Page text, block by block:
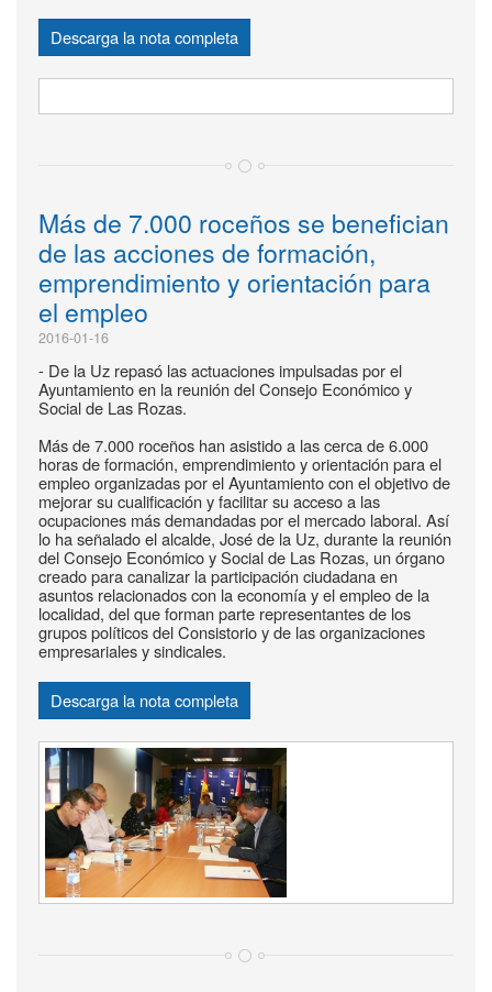
Descarga la nota completa
Más de 7.000 roceños se benefician
de las acciones de formación,
emprendimiento y orientación para
el empleo
2016-01-16
- De la Uz repasó las actuaciones impulsadas por el
Ayuntamiento en la reunión del Consejo Económico y
Social de Las Rozas.
Más de 7.000 roceños han asistido a las cerca de 6.000
horas de formación, emprendimiento y orientación para el
empleo organizadas por el Ayuntamiento con el objetivo de
mejorar su cualificación y facilitar su acceso a las
ocupaciones más demandadas por el mercado laboral. Así
lo ha señalado el alcalde, José de la Uz, durante la reunión
del Consejo Económico y Social de Las Rozas, un órgano
creado para canalizar la participación ciudadana en
asuntos relacionados con la economía y el empleo de la
localidad, del que forman parte representantes de los
grupos políticos del Consistorio y de las organizaciones
empresariales y sindicales.
Descarga la nota completa